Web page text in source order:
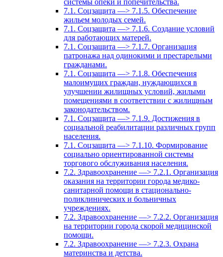
системы опеки и попечительства.
7.1. Соцзащита —> 7.1.5. Обеспечение
жильем молодых семей.
7.1. Соцзащита —> 7.1.6. Создание условий
для работающих матерей.
7.1. Соцзащита —> 7.1.7. Организация
патронажа над одинокими и престарелыми
гражданами.
7.1. Соцзащита —> 7.1.8. Обеспечения
малоимущих граждан, нуждающихся в
улучшении жилищных условий, жилыми
помещениями в соответствии с жилищным
законодательством.
7.1. Соцзащита —> 7.1.9. Достижения в
социальной реабилитации различных групп
населения.
7.1. Соцзащита —> 7.1.10. Формирование
социально ориентированной системы
торгового обслуживания населения.
7.2. Здравоохранение —> 7.2.1. Организация
оказания на территории города медико-
санитарной помощи в стационально-
поликлинических и больничных
учреждениях.
7.2. Здравоохранение —> 7.2.2. Организация
на территории города скорой медицинской
помощи.
7.2. Здравоохранение —> 7.2.3. Охрана
материнства и детства.